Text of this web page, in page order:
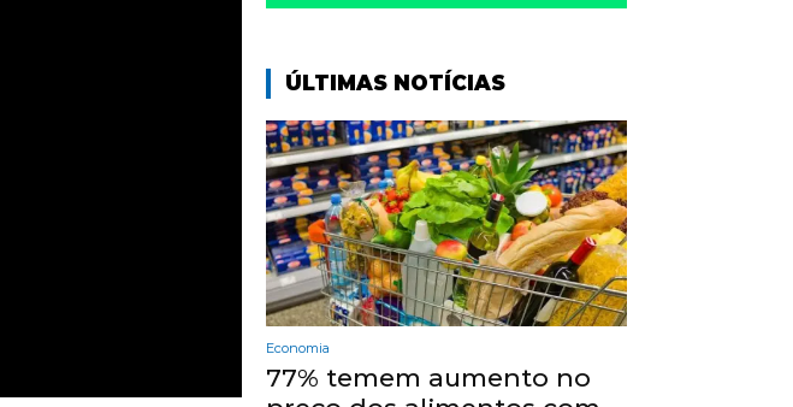
ÚLTIMAS NOTÍCIAS
Economia
77% temem aumento no